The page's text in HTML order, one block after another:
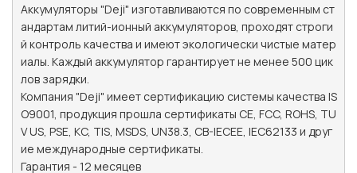
Аккумуляторы "Deji" изготавливаются по современным ст
андартам литий-ионный аккумуляторов, проходят строги
й контроль качества и имеют экологически чистые матер
иалы. Каждый аккумулятор гарантирует не менее 500 цик
лов зарядки.
Компания "Deji" имеет сертификацию системы качества IS
O9001, продукция прошла сертификаты CE, FCC, ROHS, TU
V US, PSE, KC, TIS, MSDS, UN38.3, CB-IECEE, IEC62133 и друг
ие международные сертификаты.
Гарантия - 12 месяцев